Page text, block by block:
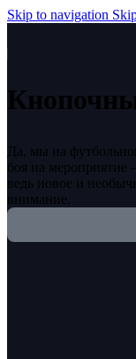
Skip to navigation
Да, мы на
боя на
ведь новое и
внимание.